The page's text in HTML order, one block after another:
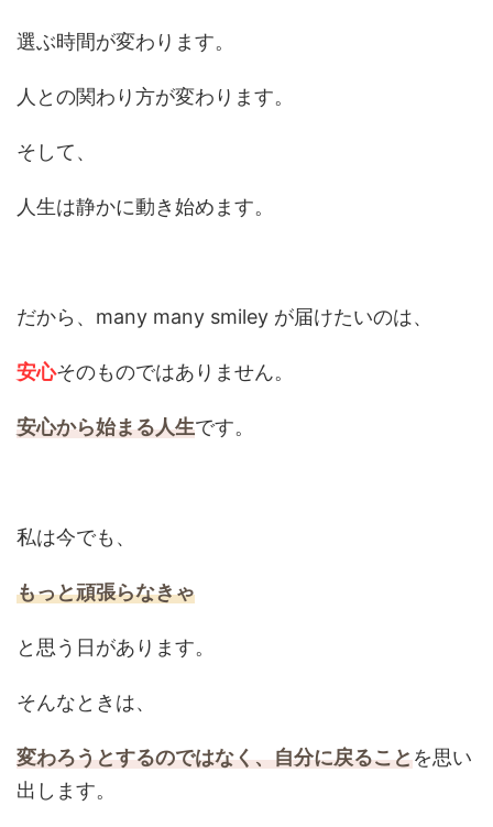
選ぶ時間が変わります。
人との関わり方が変わります。
そして、
人生は静かに動き始めます。
だから、many many smiley が届けたいのは、
安心そのものではありません。
安心から始まる人生です。
私は今でも、
もっと頑張らなきゃ
と思う日があります。
そんなときは、
変わろうとするのではなく、自分に戻ることを思い
出します。